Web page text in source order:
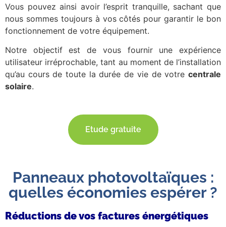
Vous pouvez ainsi avoir l’esprit tranquille, sachant que
nous sommes toujours à vos côtés pour garantir le bon
fonctionnement de votre équipement.
Notre objectif est de vous fournir une expérience
utilisateur irréprochable, tant au moment de l’installation
qu’au cours de toute la durée de vie de votre centrale
solaire.
Etude gratuite
Panneaux photovoltaïques :
quelles économies espérer ?
Réductions de vos factures énergétiques